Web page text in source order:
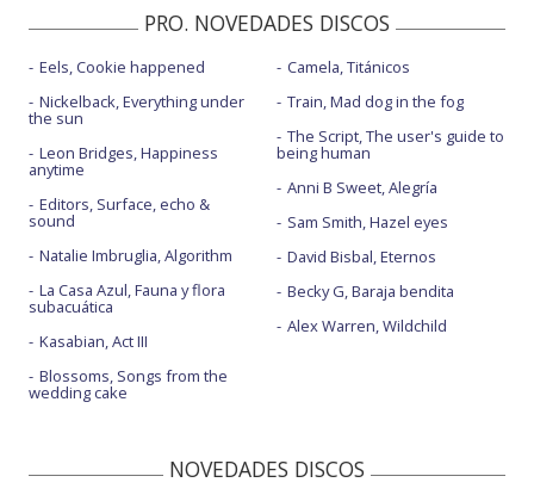
PRO. NOVEDADES DISCOS
Eels, Cookie happened
Nickelback, Everything under
the sun
Leon Bridges, Happiness
anytime
Editors, Surface, echo &
sound
Natalie Imbruglia, Algorithm
La Casa Azul, Fauna y flora
subacuática
Kasabian, Act III
Blossoms, Songs from the
wedding cake
Camela, Titánicos
Train, Mad dog in the fog
The Script, The user's guide to
being human
Anni B Sweet, Alegría
Sam Smith, Hazel eyes
David Bisbal, Eternos
Becky G, Baraja bendita
Alex Warren, Wildchild
NOVEDADES DISCOS